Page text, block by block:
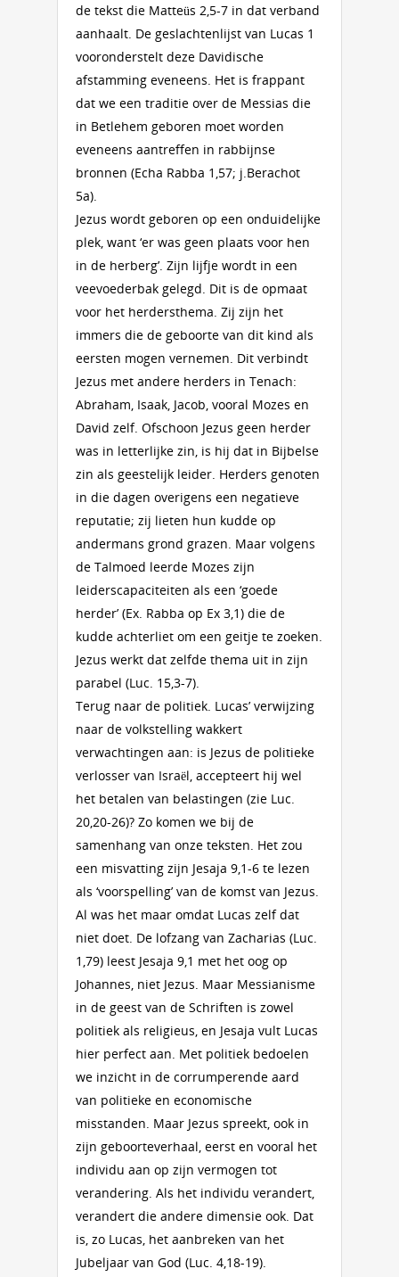
de tekst die Matteüs 2,5-7 in dat verband
aanhaalt. De geslachtenlijst van Lucas 1
vooronderstelt deze Davidische
afstamming eveneens. Het is frappant
dat we een traditie over de Messias die
in Betlehem geboren moet worden
eveneens aantreffen in rabbijnse
bronnen (Echa Rabba 1,57; j.Berachot
5a).
Jezus wordt geboren op een onduidelijke
plek, want ‘er was geen plaats voor hen
in de herberg’. Zijn lijfje wordt in een
veevoederbak gelegd. Dit is de opmaat
voor het herdersthema. Zij zijn het
immers die de geboorte van dit kind als
eersten mogen vernemen. Dit verbindt
Jezus met andere herders in Tenach:
Abraham, Isaak, Jacob, vooral Mozes en
David zelf. Ofschoon Jezus geen herder
was in letterlijke zin, is hij dat in Bijbelse
zin als geestelijk leider. Herders genoten
in die dagen overigens een negatieve
reputatie; zij lieten hun kudde op
andermans grond grazen. Maar volgens
de Talmoed leerde Mozes zijn
leiderscapaciteiten als een ‘goede
herder’ (Ex. Rabba op Ex 3,1) die de
kudde achterliet om een geitje te zoeken.
Jezus werkt dat zelfde thema uit in zijn
parabel (Luc. 15,3-7).
Terug naar de politiek. Lucas’ verwijzing
naar de volkstelling wakkert
verwachtingen aan: is Jezus de politieke
verlosser van Israël, accepteert hij wel
het betalen van belastingen (zie Luc.
20,20-26)? Zo komen we bij de
samenhang van onze teksten. Het zou
een misvatting zijn Jesaja 9,1-6 te lezen
als ‘voorspelling’ van de komst van Jezus.
Al was het maar omdat Lucas zelf dat
niet doet. De lofzang van Zacharias (Luc.
1,79) leest Jesaja 9,1 met het oog op
Johannes, niet Jezus. Maar Messianisme
in de geest van de Schriften is zowel
politiek als religieus, en Jesaja vult Lucas
hier perfect aan. Met politiek bedoelen
we inzicht in de corrumperende aard
van politieke en economische
misstanden. Maar Jezus spreekt, ook in
zijn geboorteverhaal, eerst en vooral het
individu aan op zijn vermogen tot
verandering. Als het individu verandert,
verandert die andere dimensie ook. Dat
is, zo Lucas, het aanbreken van het
Jubeljaar van God (Luc. 4,18-19).